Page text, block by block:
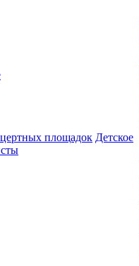
площадок Детское